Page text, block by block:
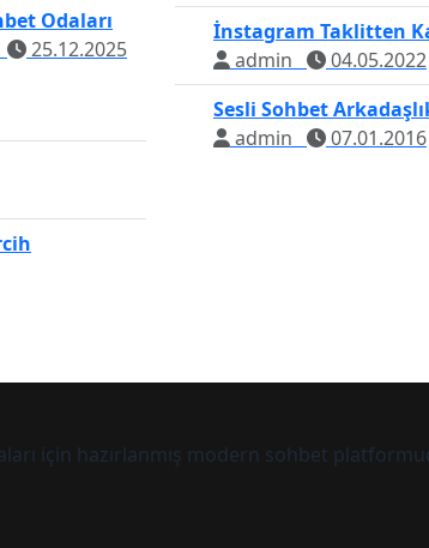
Odaları
25.12.2025
İnstagram Taklitten
admin
04.05.2022
Sesli Sohbet
admin
07.01.2016
için hazırlanmış modern sohbet